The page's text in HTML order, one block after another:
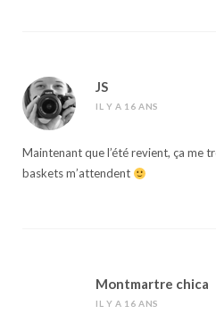
JS
IL Y A 16 ANS
Maintenant que l’été revient, ça me
baskets m’attendent
Montmartre chica
IL Y A 16 ANS